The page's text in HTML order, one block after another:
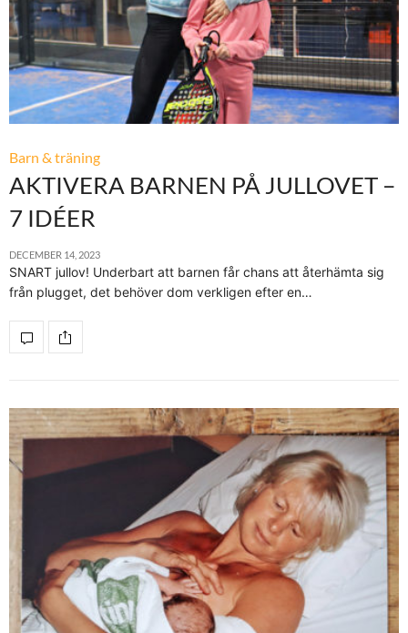
Barn & träning
AKTIVERA BARNEN PÅ JULLOVET –
7 IDÉER
DECEMBER 14, 2023
SNART jullov! Underbart att barnen får chans att återhämta sig
från plugget, det behöver dom verkligen efter en…